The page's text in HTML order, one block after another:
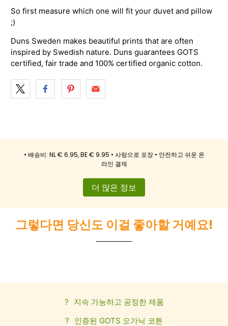
So first measure which one will fit your duvet and pillow
;)
Duns Sweden makes beautiful prints that are often
inspired by Swedish nature. Duns guarantees GOTS
certified, fair trade and 100% certified organic cotton.
• 배송비: NL € 6.95, BE € 9.95 • 사랑으로 포장 • 안전하고 쉬운 온
라인 결제
더 많은 정보
그렇다면 당신도 이걸 좋아할 거예요!
?
지속 가능하고 공정한 제품
?
인증된 GOTS 오가닉 코튼